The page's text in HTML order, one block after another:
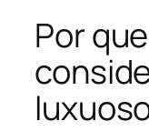
Por